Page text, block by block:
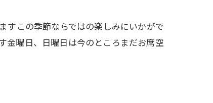
すこの季節ならではの楽しみにいかがで
金曜日、日曜日は今のところまだお席空